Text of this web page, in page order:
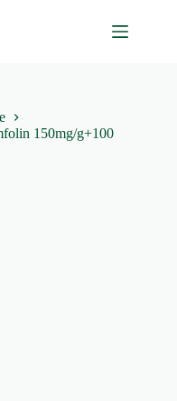
150mg/g+100